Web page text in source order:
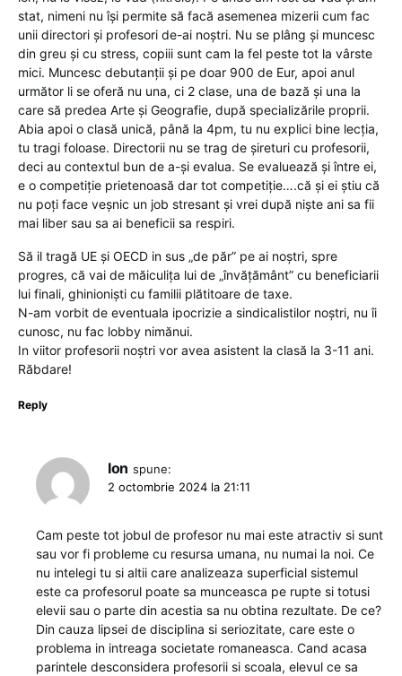
stat, nimeni nu își permite să facă asemenea mizerii cum fac
unii directori și profesori de-ai noștri. Nu se plâng și muncesc
din greu și cu stress, copiii sunt cam la fel peste tot la vârste
mici. Muncesc debutanții și pe doar 900 de Eur, apoi anul
următor li se oferă nu una, ci 2 clase, una de bază și una la
care să predea Arte și Geografie, după specializările proprii.
Abia apoi o clasă unică, până la 4pm, tu nu explici bine lecția,
tu tragi foloase. Directorii nu se trag de șireturi cu profesorii,
deci au contextul bun de a-și evalua. Se evaluează și între ei,
e o competiție prietenoasă dar tot competiție….că și ei știu că
nu poți face veșnic un job stresant și vrei după niște ani sa fii
mai liber sau sa ai beneficii sa respiri.
Să il tragă UE și OECD in sus „de păr” pe ai noștri, spre
progres, că vai de măiculița lui de „învățământ” cu beneficiarii
lui finali, ghinioniști cu familii plătitoare de taxe.
N-am vorbit de eventuala ipocrizie a sindicalistilor noștri, nu îi
cunosc, nu fac lobby nimănui.
In viitor profesorii noștri vor avea asistent la clasă la 3-11 ani.
Răbdare!
Reply
Ion spune:
2 octombrie 2024 la 21:11
Cam peste tot jobul de profesor nu mai este atractiv si sunt
sau vor fi probleme cu resursa umana, nu numai la noi. Ce
nu intelegi tu si altii care analizeaza superficial sistemul
este ca profesorul poate sa munceasca pe rupte si totusi
elevii sau o parte din acestia sa nu obtina rezultate. De ce?
Din cauza lipsei de disciplina si seriozitate, care este o
problema in intreaga societate romaneasca. Cand acasa
parintele desconsidera profesorii si scoala, elevul ce sa